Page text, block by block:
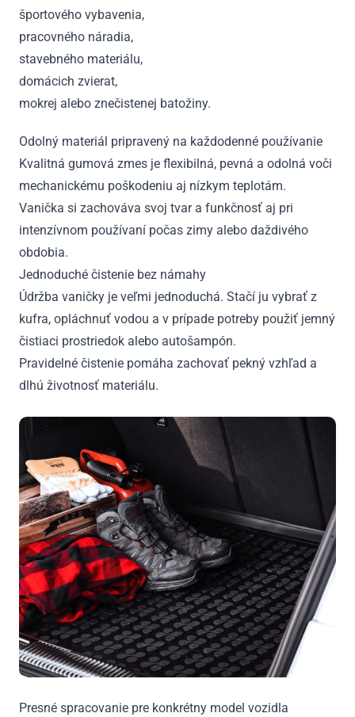
športového vybavenia,
pracovného náradia,
stavebného materiálu,
domácich zvierat,
mokrej alebo znečistenej batožiny.
Odolný materiál pripravený na každodenné používanie
Kvalitná gumová zmes je flexibilná, pevná a odolná voči
mechanickému poškodeniu aj nízkym teplotám.
Vanička si zachováva svoj tvar a funkčnosť aj pri
intenzívnom používaní počas zimy alebo daždivého
obdobia.
Jednoduché čistenie bez námahy
Údržba vaničky je veľmi jednoduchá. Stačí ju vybrať z
kufra, opláchnuť vodou a v prípade potreby použiť jemný
čistiaci prostriedok alebo autošampón.
Pravidelné čistenie pomáha zachovať pekný vzhľad a
dlhú životnosť materiálu.
Presné spracovanie pre konkrétny model vozidla